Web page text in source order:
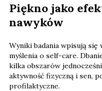
Piękno jako
nawyków
Wyniki badania wpisują
myślenia o self-care.
kilka obszarów
aktywność fizyczną i sen,
profilaktyczne.